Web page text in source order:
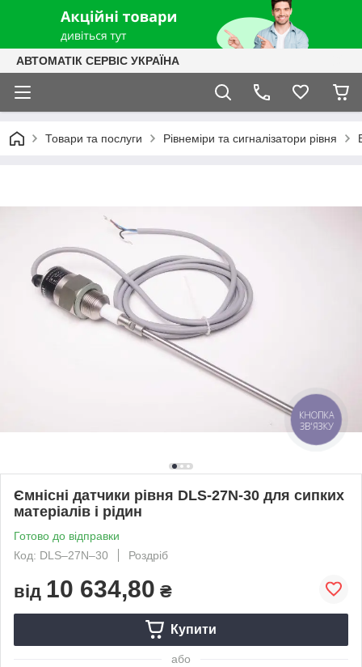
АВТОМАТІК СЕРВІС УКРАЇНА
Товари та послуги Рівнеміри та сигналізатори рівня
Ємнісні датчики рівня DLS-27N-30 для сипких
матеріалів і рідин
Готово до відправки
Код: DLS–27N–30
Роздріб
від 10 634,80 ₴
Купити
або
КНОПКА
ЗВ'ЯЗКУ